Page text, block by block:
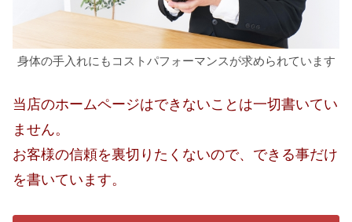
身体の手入れにもコストパフォーマンスが求められています
当店のホームページはできないことは一切書いてい
ません。
お客様の信頼を裏切りたくないので、できる事だけ
を書いています。